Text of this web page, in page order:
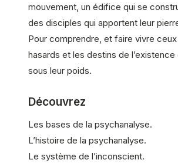
mouvement, un édifice qui se
des disciples qui apportent leur
Pour comprendre, et faire vivre
hasards et les destins de
sous leur poids.
Découvrez
Les bases de la psychanalyse.
L’histoire de la psychanalyse.
Le système de l’inconscient.